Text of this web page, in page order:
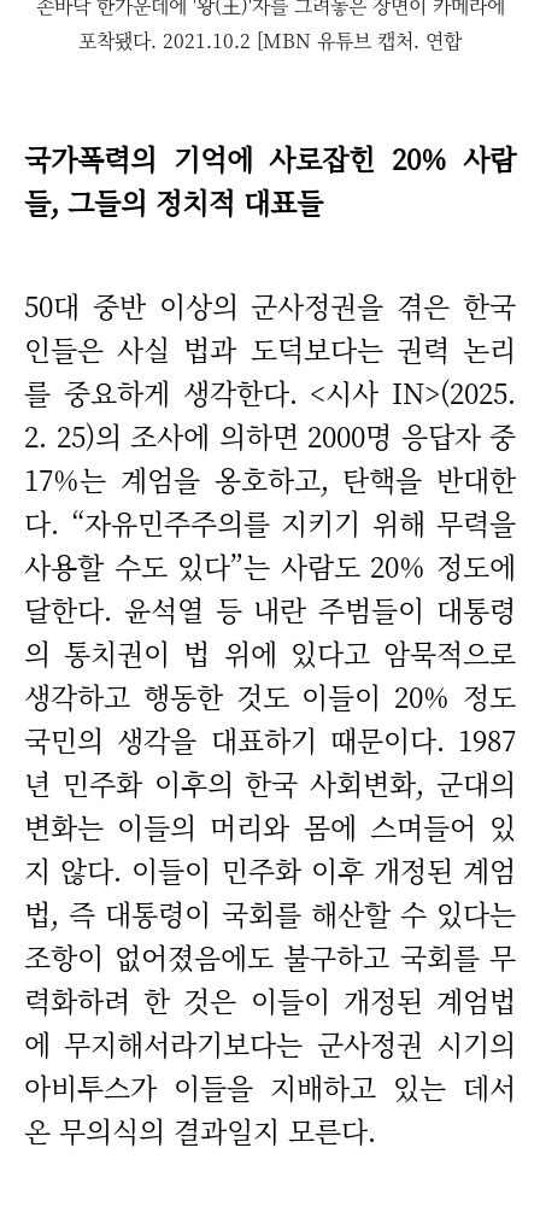
포착됐다. 2021.10.2 [MBN 유튜브 캡처. 연합
국가폭력의 기억에 사로잡힌 20% 사람
들, 그들의 정치적 대표들
50대 중반 이상의 군사정권을 겪은 한국
인들은 사실 법과 도덕보다는 권력 논리
를 중요하게 생각한다. <시사 IN>(2025.
2. 25)의 조사에 의하면 2000명 응답자 중
17%는 계엄을 옹호하고, 탄핵을 반대한
다. “자유민주주의를 지키기 위해 무력을
사용할 수도 있다”는 사람도 20% 정도에
달한다. 윤석열 등 내란 주범들이 대통령
의 통치권이 법 위에 있다고 암묵적으로
생각하고 행동한 것도 이들이 20% 정도
국민의 생각을 대표하기 때문이다. 1987
년 민주화 이후의 한국 사회변화, 군대의
변화는 이들의 머리와 몸에 스며들어 있
지 않다. 이들이 민주화 이후 개정된 계엄
법, 즉 대통령이 국회를 해산할 수 있다는
조항이 없어졌음에도 불구하고 국회를 무
력화하려 한 것은 이들이 개정된 계엄법
에 무지해서라기보다는 군사정권 시기의
아비투스가 이들을 지배하고 있는 데서
온 무의식의 결과일지 모른다.